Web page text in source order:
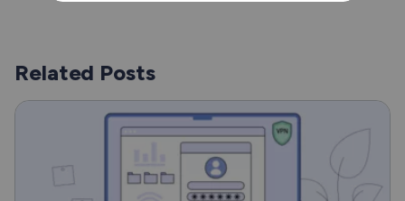
Related Posts